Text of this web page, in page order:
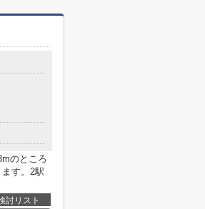
のところ
す。2駅
討リスト